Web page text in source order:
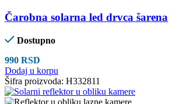
Čarobna solarna led drvca šarena
Dostupno
990 RSD
Dodaj u korpu
Šifra proizvoda: H332811